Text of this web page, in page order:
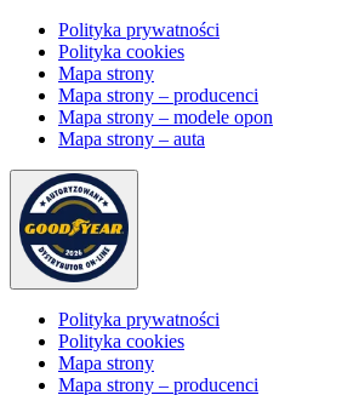
Polityka prywatności
Polityka cookies
Mapa strony
Mapa strony – producenci
Mapa strony – modele opon
Mapa strony – auta
Polityka prywatności
Polityka cookies
Mapa strony
Mapa strony – producenci